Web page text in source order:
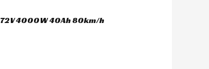
4000W 40Ah 80km/h